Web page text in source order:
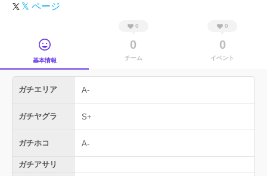
𝕏 ページ
基本情報
0
0
チーム
0
0
イベント
ガチエリア A-
ガチヤグラ S+
ガチホコ A-
ガチアサリ